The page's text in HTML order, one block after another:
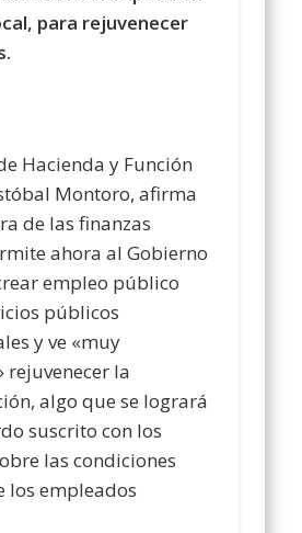
para rejuvenecer
Hacienda y Función
Montoro, afirma
de las finanzas
ahora al Gobierno
empleo público
públicos
y ve «muy
la
algo que se logrará
suscrito con los
las condiciones
los empleados